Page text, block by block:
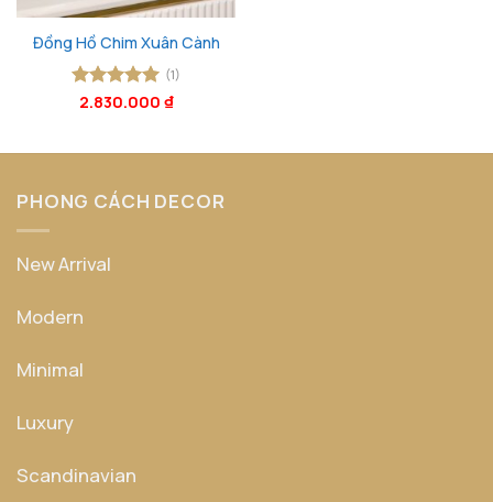
Đồng Hồ Chim Xuân Cành
Được xếp
(1)
2.830.000 ₫
PHONG CÁCH DECOR
New Arrival
Modern
Minimal
Luxury
Scandinavian